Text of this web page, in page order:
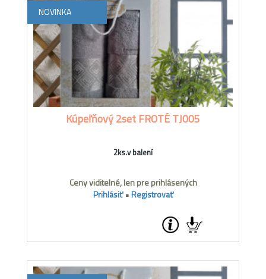
NOVINKA
Kúpeľňový 2set FROTÉ TJ005
2ks.v balení
Ceny viditelné, len pre prihlásených
Prihlásiť•Registrovať